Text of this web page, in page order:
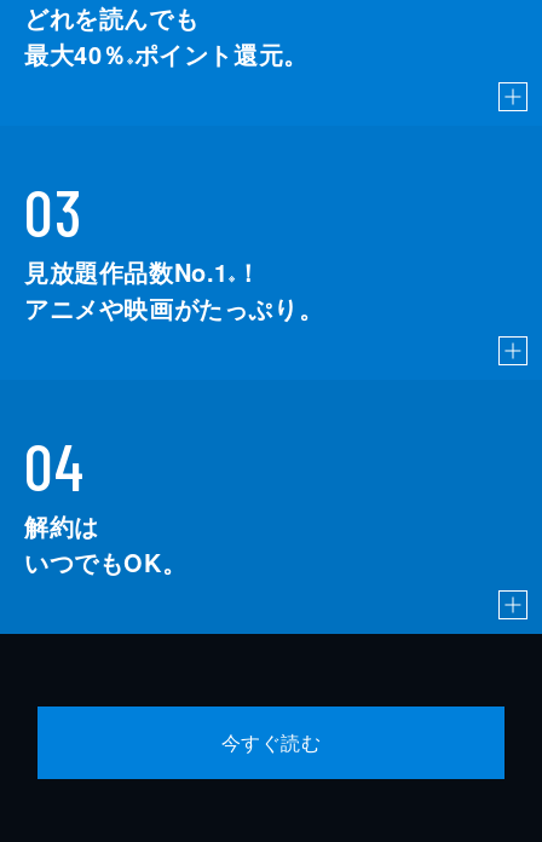
どれを読んでも
最大40％ ※ポイント還元。
03
見放題作品数No.1 ※
！
アニメや映画がたっぷり。
04
解約は
いつでもOK。
今すぐ読む